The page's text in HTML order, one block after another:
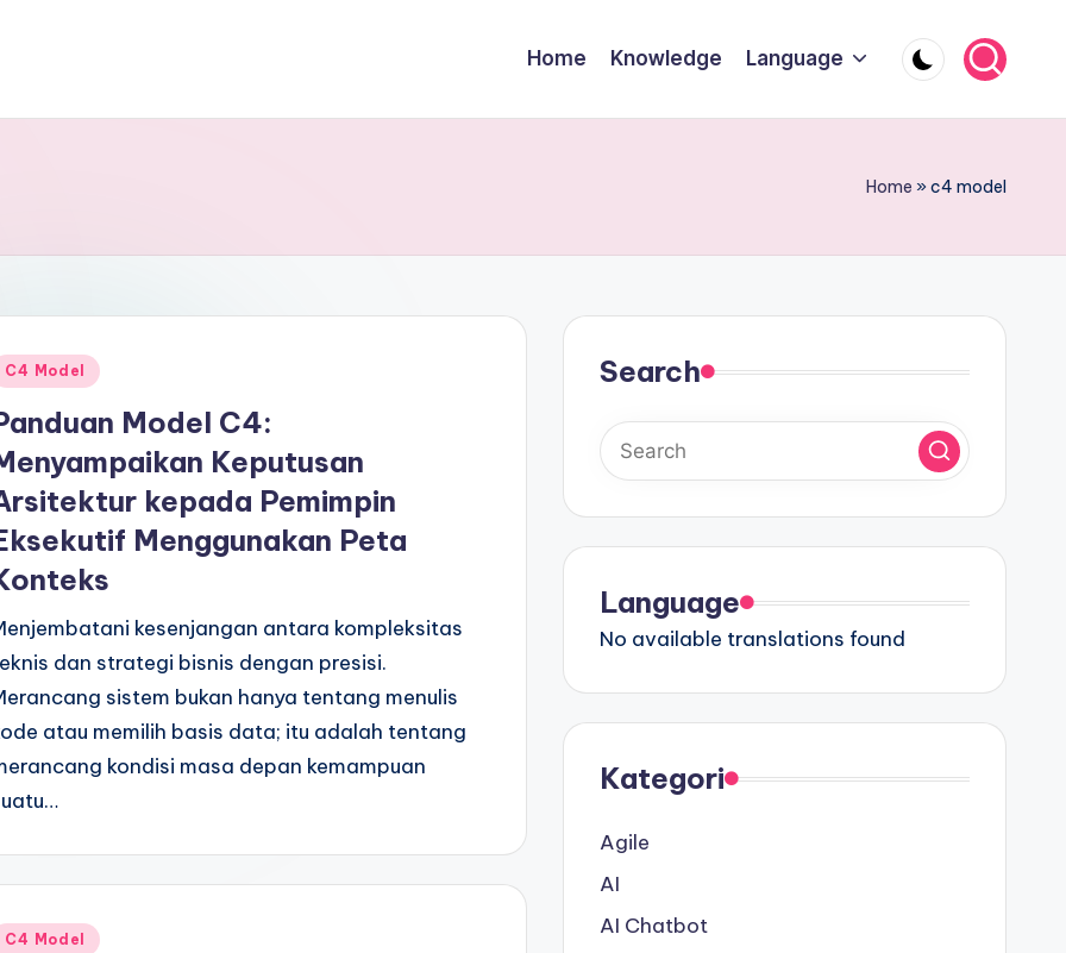
Home Knowledge Language
Home »c4 model
C4 Model
Model C4:
Keputusan
kepada Pemimpin
Menggunakan Peta
kesenjangan antara kompleksitas
dan strategi bisnis dengan presisi.
sistem bukan hanya tentang menulis
atau memilih basis data; itu adalah tentang
kondisi masa depan kemampuan
C4 Model
Search
Language
No available translations found
Kategori
Agile
AI
AI Chatbot